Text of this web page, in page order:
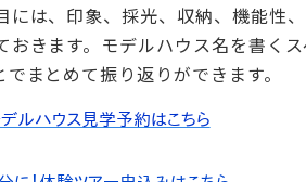
には、印象、採光、収納、機能性
おきます。モデルハウス名を書く
まとめて振り返りができます。